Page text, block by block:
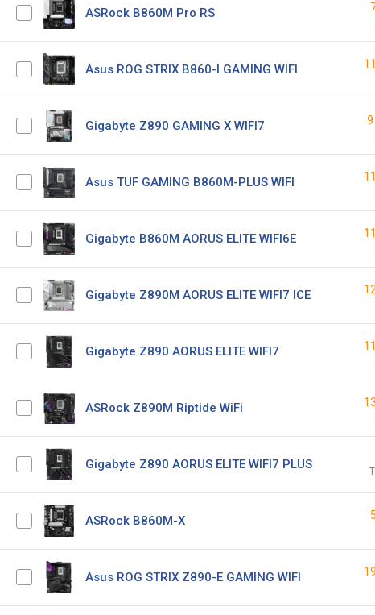
ASRock B860M Pro RS
Asus ROG STRIX B860-I GAMING WIFI
Gigabyte Z890 GAMING X WIFI7 9
Asus TUF GAMING B860M-PLUS WIFI
Gigabyte B860M AORUS ELITE WIFI6E
Gigabyte Z890M AORUS ELITE WIFI7 ICE
Gigabyte Z890 AORUS ELITE WIFI7
ASRock Z890M Riptide WiFi
Gigabyte Z890 AORUS ELITE WIFI7 PLUS
ASRock B860M-X
Asus ROG STRIX Z890-E GAMING WIFI